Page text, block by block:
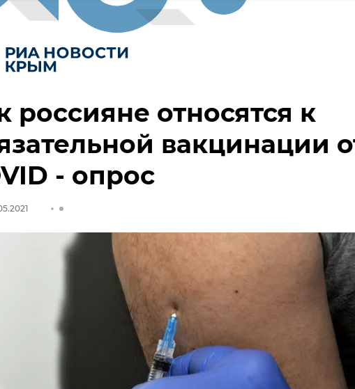
россияне относятся к
вакцинации
- опрос